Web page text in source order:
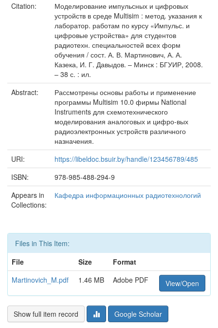
Citation:
Моделирование импульсных и цифровых
устройств в среде Multisim : метод. указания к
лаборатор. работам по курсу «Импульс. и
цифровые устройства» для студентов
радиотехн. специальностей всех форм
обучения / сост. А. В. Мартинович, А. А.
Казека, И. Г. Давыдов. – Минск : БГУИР, 2008.
– 38 с. : ил.
Abstract:
Рассмотрены основы работы и применение
программы Multisim 10.0 фирмы National
Instruments для схемотехнического
моделирования аналоговых и цифро-вых
радиоэлектронных устройств различного
назначения.
URI:
https://libeldoc.bsuir.by/handle/123456789/485
ISBN:
978-985-488-294-9
Appears in
Collections:
Кафедра информационных радиотехнологий
Files in This Item:
File
Size
Format
Martinovich_M.pdf
1.46 MB Adobe PDF View/Open
Show full item record Google Scholar